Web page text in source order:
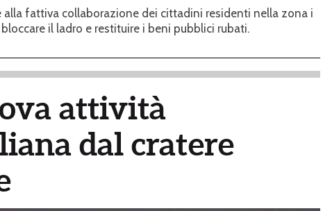
alla fattiva collaborazione dei cittadini residenti nella zona i
il ladro e restituire i beni pubblici rubati.
attività
dal cratere